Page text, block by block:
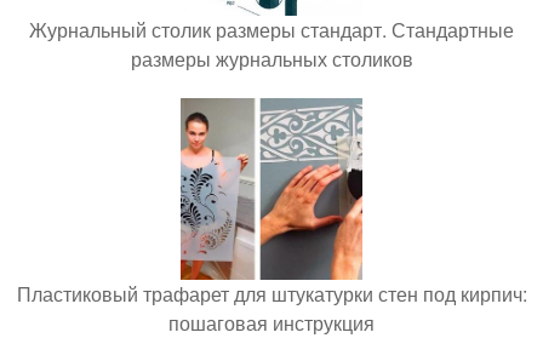
Журнальный столик размеры стандарт. Стандартные
размеры журнальных столиков
Пластиковый трафарет для штукатурки стен под кирпич:
пошаговая инструкция